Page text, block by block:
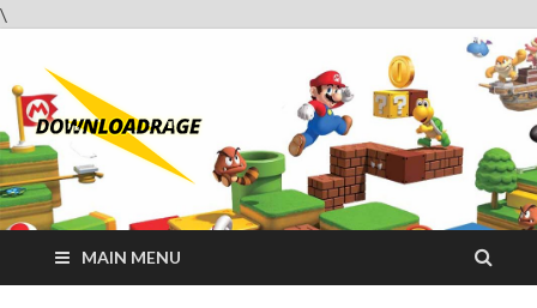
\
Website tải phần mềm nhanh và miễn phí
MAIN MENU